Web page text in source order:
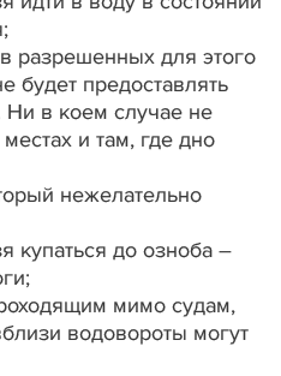
разрешенных для этого
будет предоставлять
Ни в коем случае не
и там, где дно
нежелательно
купаться до озноба –
мимо судам,
водовороты могут